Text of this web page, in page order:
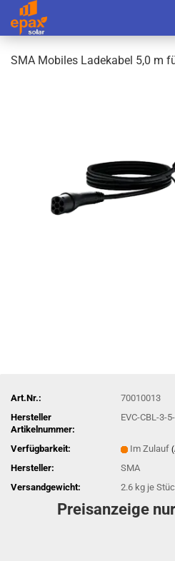
SMA Mo­bi­les La­de­ka­bel 5,0 m
Art.Nr.:
70010013
Hersteller
Artikelnummer:
EVC-CBL-3-
Verfügbarkeit: Im Zulauf
Hersteller:
SMA
Versandgewicht:
2.6 kg je
Preisanzeige